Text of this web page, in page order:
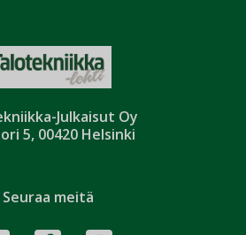
Julkaisut Oy
5, 00420 Helsinki
Seuraa meitä